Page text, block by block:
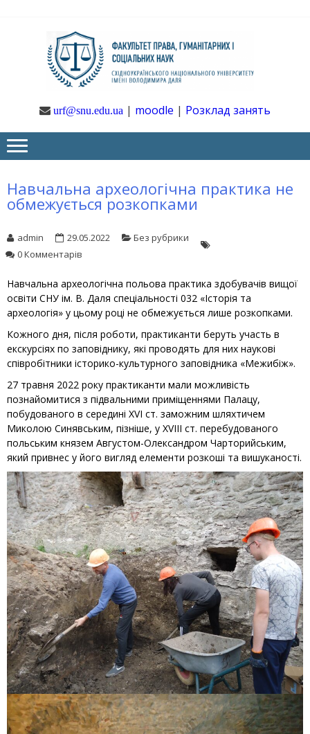
navigation
І
urf@snu.edu.ua | moodle | Розклад занять
Навчальна археологічна практика не
обмежується розкопками
admin 29.05.2022
Без рубрики
0 Комментарів
Навчальна археологічна польова практика здобувачів вищої
освіти СНУ ім. В. Даля спеціальності 032 «Історія та
археологія» у цьому році не обмежується лише розкопками.
Кожного дня, після роботи, практиканти беруть участь в
екскурсіях по заповіднику, які проводять для них наукові
співробітники історико-культурного заповідника «Межибіж».
27 травня 2022 року практиканти мали можливість
познайомитися з підвальними приміщеннями Палацу,
побудованого в середині XVI ст. заможним шляхтичем
Миколою Синявським, пізніше, у XVIII ст. перебудованого
польським князем Августом-Олександром Чарторийським,
який привнес у його вигляд елементи розкоші та вишуканості.